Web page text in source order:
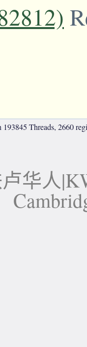
Threads, 2660
华人